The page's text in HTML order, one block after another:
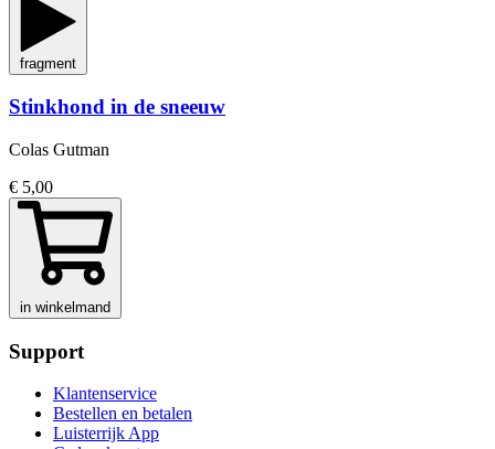
fragment
Stinkhond in de sneeuw
Colas Gutman
€ 5,00
in winkelmand
Support
Klantenservice
Bestellen en betalen
Luisterrijk App